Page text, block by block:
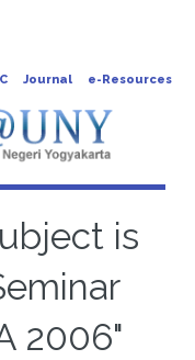
Journal e-Resources
is
2006"